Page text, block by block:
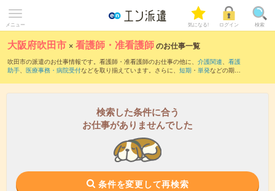
メニュー 気になる! ログイン 検索
大阪府吹田市 ×看護師・准看護師のお仕事一覧
吹田市の派遣のお仕事情報です。看護師・准看護師のお仕事の他に、 介護関連、 看護
助手、 医療事務・病院受付などを取り揃えています。さらに、 短期 ・ 単発などの期間
検索した条件に合う
お仕事がありませんでした
条件を変更して再検索